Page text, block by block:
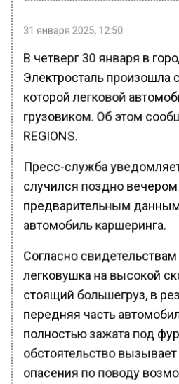
31 января 2025, 12:50
В четверг 30 января в
Электросталь произошла
которой легковой
грузовиком. Об этом
REGIONS.
Пресс-служба
случился поздно
предварительным
автомобиль каршеринга.
Согласно
легковушка на высокой
стоящий большегруз, в
передняя часть
полностью зажата под
обстоятельство
опасения по поводу